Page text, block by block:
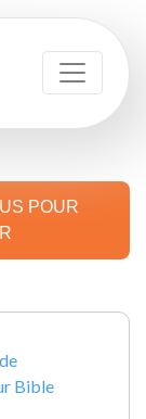
POUR
Bible